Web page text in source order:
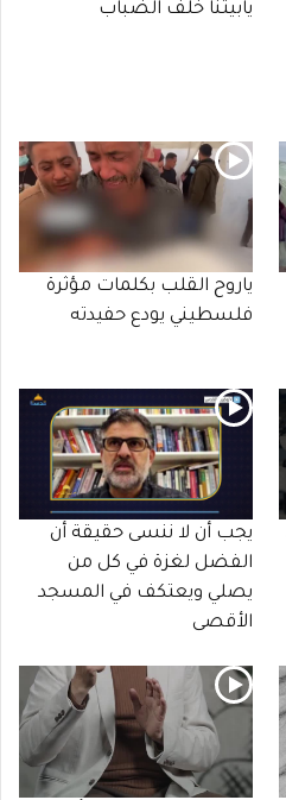
يابيتنا خلف الضباب
ياروح القلب بكلمات مؤثرة
فلسطيني يودع حفيدته
يجب أن لا ننسى حقيقة أن
الفضل لغزة في كل من
يصلي ويعتكف في المسجد
الأقصى